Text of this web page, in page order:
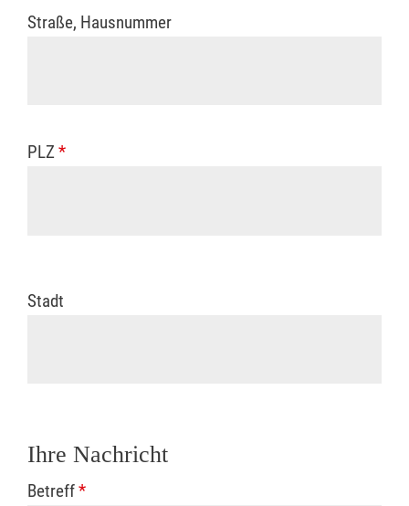
Straße, Hausnummer
PLZ*
Stadt
Ihre Nachricht
Betreff*